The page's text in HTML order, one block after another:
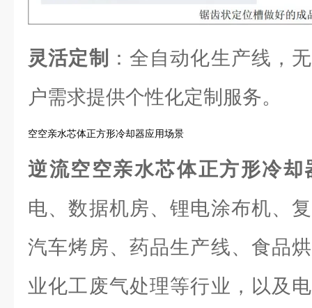
灵活定制
：全自动化生产线，
户需求提供个性化定制服务。
空空亲水芯体正方形冷却器应用场景
逆流空空亲水芯体正方形冷却
电、数据机房、锂电涂布机、
汽车烤房、药品生产线、食品
业化工废气处理等行业，以及